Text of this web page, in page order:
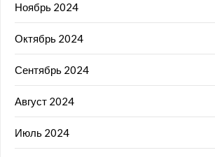
Ноябрь 2024
Октябрь 2024
Сентябрь 2024
Август 2024
Июль 2024